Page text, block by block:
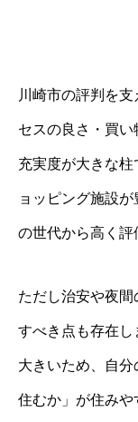
川崎市の評判を
セスの良さ・買
充実度が大きな
ョッピング施設
の世代から高く評
ただし治安や夜
すべき点も存在
大きいため、自
住むか」が住みや